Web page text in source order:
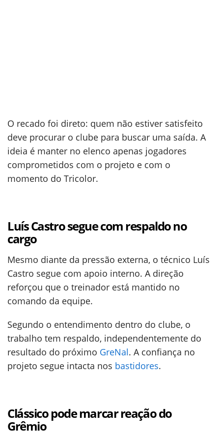
O recado foi direto: quem não estiver satisfeito
deve procurar o clube para buscar uma saída. A
ideia é manter no elenco apenas jogadores
comprometidos com o projeto e com o
momento do Tricolor.
Luís Castro segue com respaldo no
cargo
Mesmo diante da pressão externa, o técnico Luís
Castro segue com apoio interno. A direção
reforçou que o treinador está mantido no
comando da equipe.
Segundo o entendimento dentro do clube, o
trabalho tem respaldo, independentemente do
resultado do próximo GreNal. A confiança no
projeto segue intacta nos bastidores.
Clássico pode marcar reação do
Grêmio